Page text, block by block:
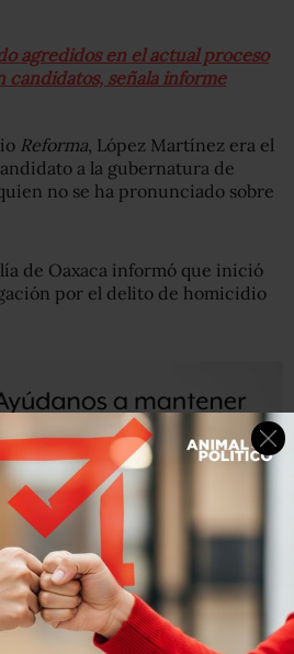
agredidos en el actual proceso
candidatos, señala informe
Reforma, López Martínez era el
a la gubernatura de
no se ha pronunciado sobre
de Oaxaca informó que inició
por el delito de homicidio